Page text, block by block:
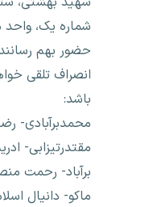
حضور بهم
انصراف تلقی
باشد:
محمدبرآبادی-
مقتدرتیزابی-
برآباد- رحمت
ماکو- دانیال